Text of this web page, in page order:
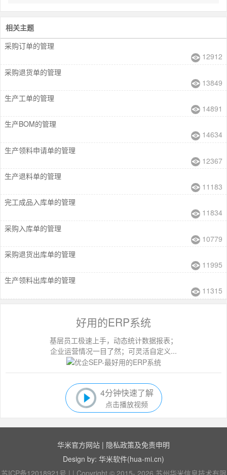
相关主题
采购订单的管理
12912
采购退货单的管理
13849
生产工单的管理
14891
生产BOM的管理
14634
生产领料申请单的管理
12367
生产退料单的管理
11183
完工成品入库单的管理
11834
采购入库单的管理
10779
采购退货出库单的管理
11995
生产领料出库单的管理
11315
好用的ERP系统
基层员工极速上手，动态统计数据报表；
企业运营情况一目了然；可灵活自定义...
4分钟快速了解
点击播放视频
华米官方网站 | 隐私政策及免责申明
Design by: 华米软件(hua-mi.cn)